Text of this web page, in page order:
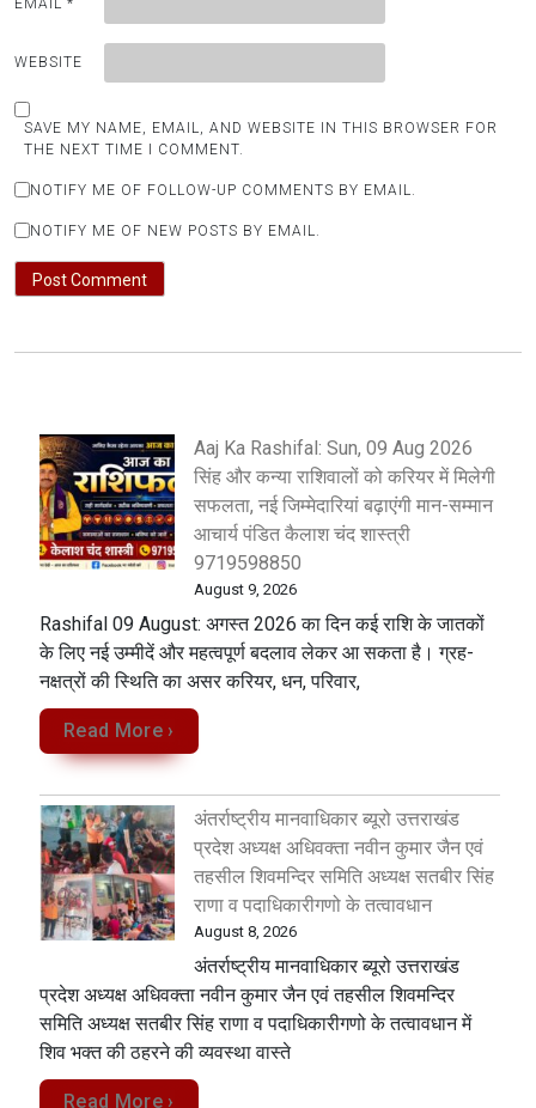
EMAIL *
WEBSITE
SAVE MY NAME, EMAIL, AND WEBSITE IN THIS BROWSER FOR
THE NEXT TIME I COMMENT.
NOTIFY ME OF FOLLOW-UP COMMENTS BY EMAIL.
NOTIFY ME OF NEW POSTS BY EMAIL.
Aaj Ka Rashifal: Sun, 09 Aug 2026
सिंह और कन्या राशिवालों को करियर में मिलेगी
सफलता, नई जिम्मेदारियां बढ़ाएंगी मान-सम्मान
आचार्य पंडित कैलाश चंद शास्त्री
9719598850
August 9, 2026
Rashifal 09 August: अगस्त 2026 का दिन कई राशि के जातकों
के लिए नई उम्मीदें और महत्वपूर्ण बदलाव लेकर आ सकता है। ग्रह-
नक्षत्रों की स्थिति का असर करियर, धन, परिवार,
Read More ›
अंतर्राष्ट्रीय मानवाधिकार ब्यूरो उत्तराखंड
प्रदेश अध्यक्ष अधिवक्ता नवीन कुमार जैन एवं
तहसील शिवमन्दिर समिति अध्यक्ष सतबीर सिंह
राणा व पदाधिकारीगणो के तत्वावधान
August 8, 2026
अंतर्राष्ट्रीय मानवाधिकार ब्यूरो उत्तराखंड
प्रदेश अध्यक्ष अधिवक्ता नवीन कुमार जैन एवं तहसील शिवमन्दिर
समिति अध्यक्ष सतबीर सिंह राणा व पदाधिकारीगणो के तत्वावधान में
शिव भक्त की ठहरने की व्यवस्था वास्ते
Read More ›